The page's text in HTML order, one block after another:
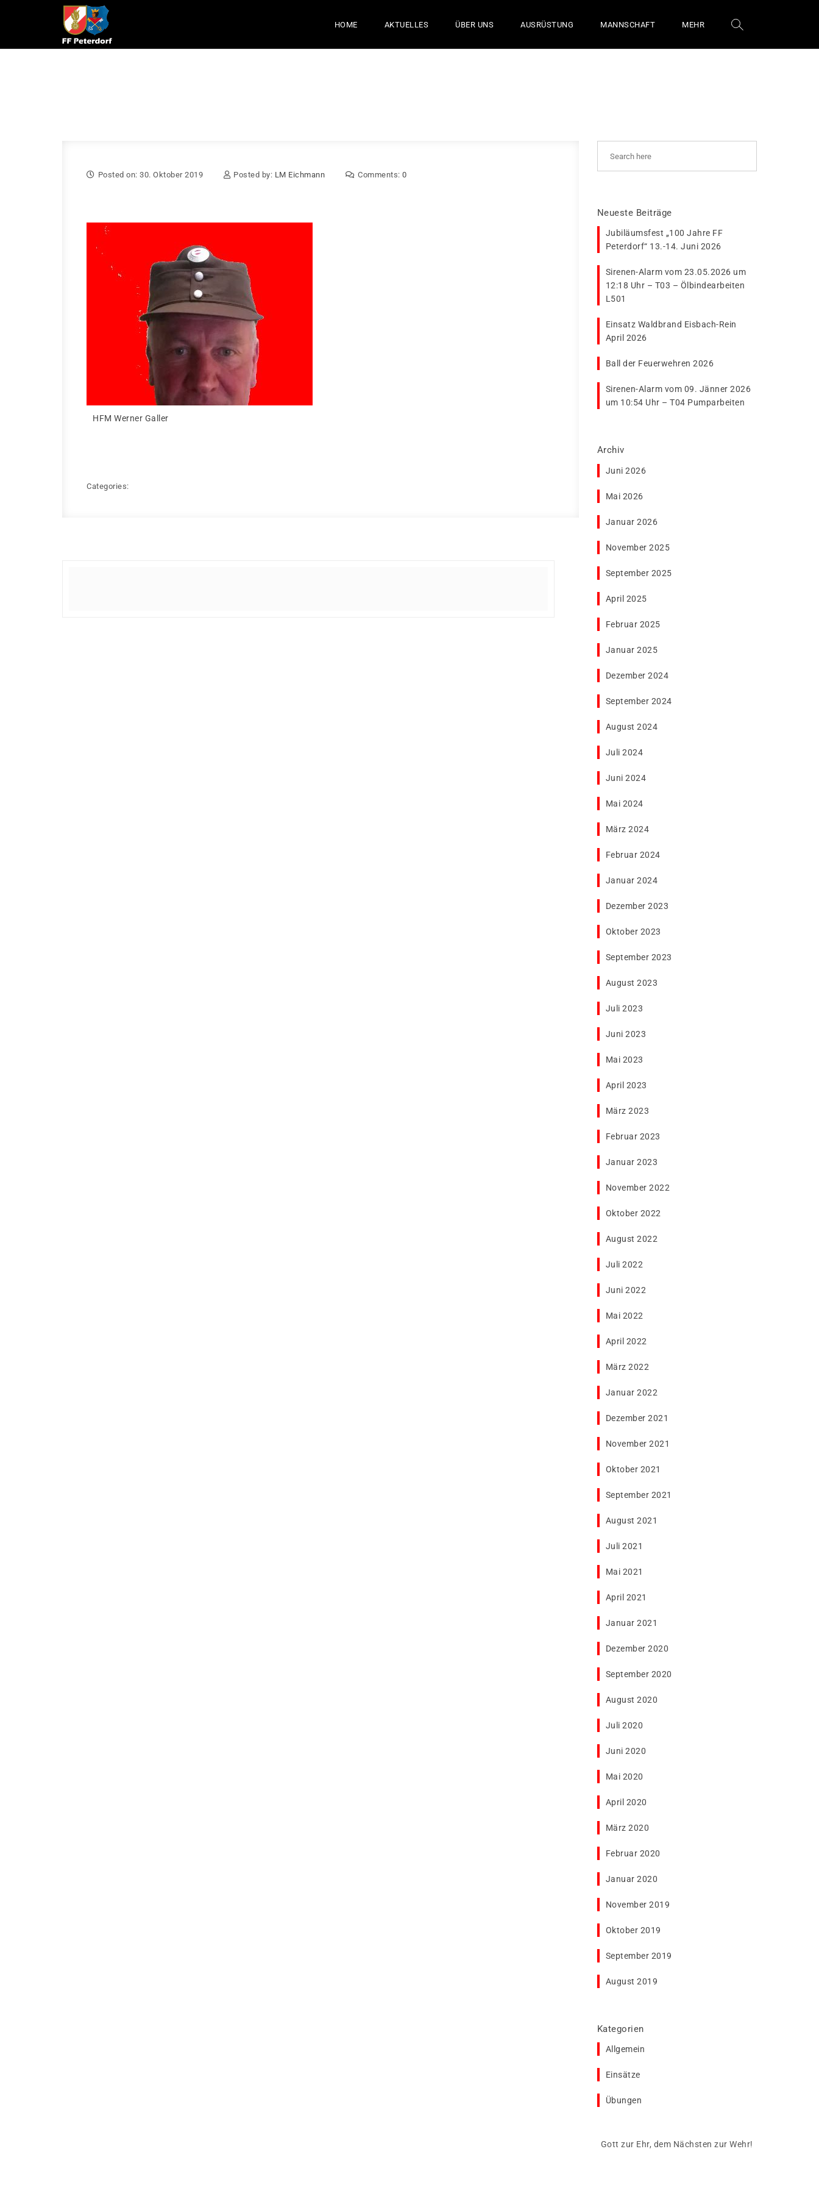
HOME
AKTUELLES ÜBER UNS AUSRÜSTUNG MANNSCHAFT MEHR
Posted on: 30. Oktober 2019 Posted by: LM Eichmann Comments: 0
HFM Werner Galler
Categories:
Neueste Beiträge
Jubiläumsfest „100 Jahre FF
Peterdorf“ 13.-14. Juni 2026
Sirenen-Alarm vom 23.05.2026 um
12:18 Uhr – T03 – Ölbindearbeiten
L501
Einsatz Waldbrand Eisbach-Rein
April 2026
Ball der Feuerwehren 2026
Sirenen-Alarm vom 09. Jänner 2026
um 10:54 Uhr – T04 Pumparbeiten
Archiv
Juni 2026
Mai 2026
Januar 2026
November 2025
September 2025
April 2025
Februar 2025
Januar 2025
Dezember 2024
September 2024
August 2024
Juli 2024
Juni 2024
Mai 2024
März 2024
Februar 2024
Januar 2024
Dezember 2023
Oktober 2023
September 2023
August 2023
Juli 2023
Juni 2023
Mai 2023
April 2023
März 2023
Februar 2023
Januar 2023
November 2022
Oktober 2022
August 2022
Juli 2022
Juni 2022
Mai 2022
April 2022
März 2022
Januar 2022
Dezember 2021
November 2021
Oktober 2021
September 2021
August 2021
Juli 2021
Mai 2021
April 2021
Januar 2021
Dezember 2020
September 2020
August 2020
Juli 2020
Juni 2020
Mai 2020
April 2020
März 2020
Februar 2020
Januar 2020
November 2019
Oktober 2019
September 2019
August 2019
Kategorien
Allgemein
Einsätze
Übungen
Gott zur Ehr, dem Nächsten zur Wehr!